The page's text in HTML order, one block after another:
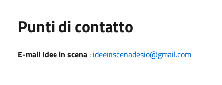
Punti di contatto
E-mail Idee in scena : ideeinscenadesio@gmail.com